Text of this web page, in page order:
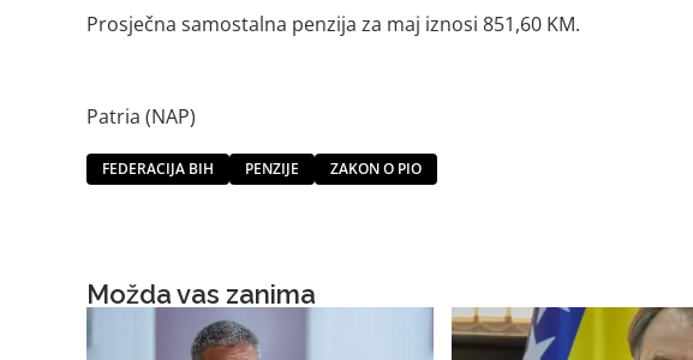
Prosječna samostalna penzija za maj iznosi 851,60 KM.
Patria (NAP)
FEDERACIJA BIH PENZIJE ZAKON O PIO
Možda vas zanima